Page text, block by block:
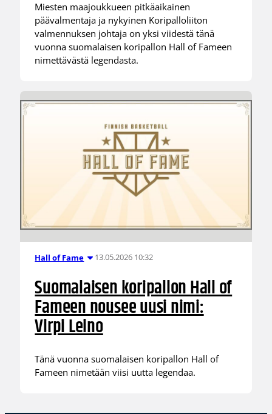
Miesten maajoukkueen pitkäaikainen
päävalmentaja ja nykyinen Koripalloliiton
valmennuksen johtaja on yksi viidestä tänä
vuonna suomalaisen koripallon Hall of Fameen
nimettävästä legendasta.
Hall of Fame 13.05.2026 10:32
Suomalaisen koripallon Hall of
Fameen nousee uusi nimi:
Virpi Leino
Tänä vuonna suomalaisen koripallon Hall of
Fameen nimetään viisi uutta legendaa.